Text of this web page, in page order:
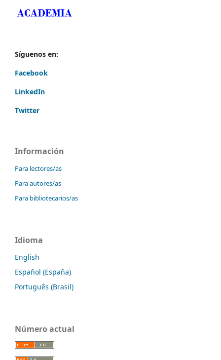
Síguenos en:
Facebook
LinkedIn
Twitter
Información
Para lectores/as
Para autores/as
Para bibliotecarios/as
Idioma
English
Español (España)
Português (Brasil)
Número actual